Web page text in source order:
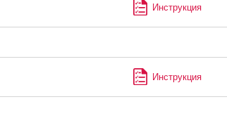
Инструкция
Инструкция